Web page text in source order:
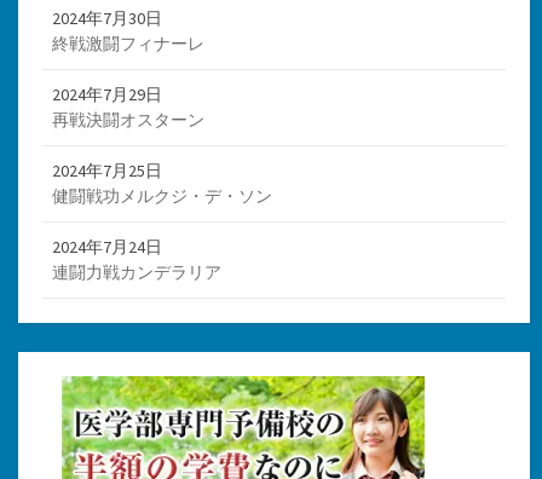
2024年7月30日
終戦激闘フィナーレ
2024年7月29日
再戦決闘オスターン
2024年7月25日
健闘戦功メルクジ・デ・ソン
2024年7月24日
連闘力戦カンデラリア